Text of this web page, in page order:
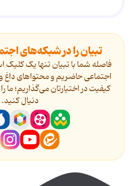
تبیان را در شبکه‌های
فاصله شما با تبیان تنها یک
اجتماعی حاضریم و محتواهای داغ
کیفیت در اختیارتان می‌گذاریم؛
دنیال کنید.